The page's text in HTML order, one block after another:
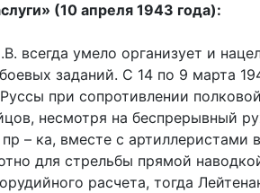
(10 апреля 1943 года):
всегда умело организует и
заданий. С 14 по 9 марта
при сопротивлении
несмотря на беспрерывный
– ка, вместе с артиллеристами
для стрельбы прямой
расчета, тогда